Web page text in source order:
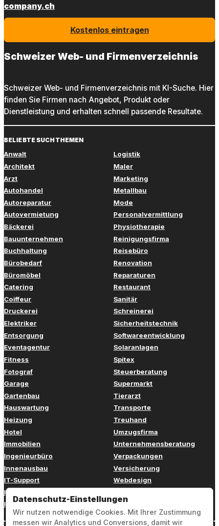
company.ch
Kostenlos eintragen
Schweizer Web- und Firmenverzeichnis
Schweizer Web- und Firmenverzeichnis mit KI-Suche. Hier
finden Sie Firmen nach Angebot, Produkt oder
Dienstleistung und erhalten schnell passende Resultate.
BELIEBTE SUCHTHEMEN
Anwalt
Architekt
Arzt
Autohandel
Autoreparatur
Autovermietung
Bäckerei
Bauunternehmen
Buchhaltung
Bürobedarf
Büromöbel
Catering
Coiffeur
Druckerei
Elektriker
Entsorgung
Eventagentur
Fitness
Fotograf
Garage
Gartenbau
Hauswartung
Heizung
Hotel
Immobilien
Ingenieurbüro
Innenausbau
IT-Support
Kinderbetreuung
Kosmetik
Logistik
Maler
Marketing
Metallbau
Mode
Personalvermittlung
Physiotherapie
Reinigungsfirma
Reisebüro
Renovation
Reparaturen
Restaurant
Sanitär
Schreinerei
Sicherheitstechnik
Softwareentwicklung
Solaranlagen
Spitex
Steuerberatung
Supermarkt
Tierarzt
Transporte
Treuhand
Umzugsfirma
Unternehmensberatung
Verpackungen
Versicherung
Webdesign
Zahnarzt
Datenschutz-Einstellungen
Wir nutzen notwendige Cookies. Mit Ihrer Zustimmung
messen wir Analytics und Conversions, damit wir